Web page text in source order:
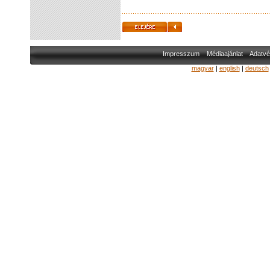
Impresszum Médiaajánlat
magyar| english| deutsch